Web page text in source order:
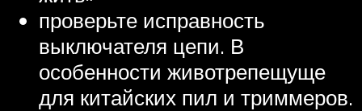
проверьте исправность
выключателя цепи. В
особенности животрепещуще
для китайских пил и триммеров.